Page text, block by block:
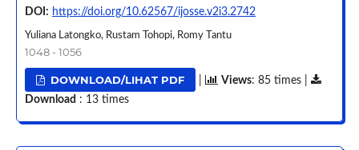
DOI: https://doi.org/10.62567/ijosse.v2i3.2742
Yuliana Latongko, Rustam Tohopi, Romy Tantu
1048 - 1056
DOWNLOAD/LIHAT PDF Views: 85 times |
Download : 13 times